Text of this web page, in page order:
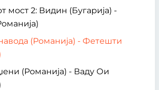
мост 2: Видин (Бугарија) -
(Романија) - Фетешти
(Романија) - Ваду Ои